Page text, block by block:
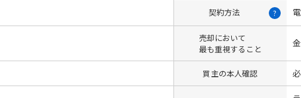
契約方法 ?
売却において
最も重視すること
買主の本人確認